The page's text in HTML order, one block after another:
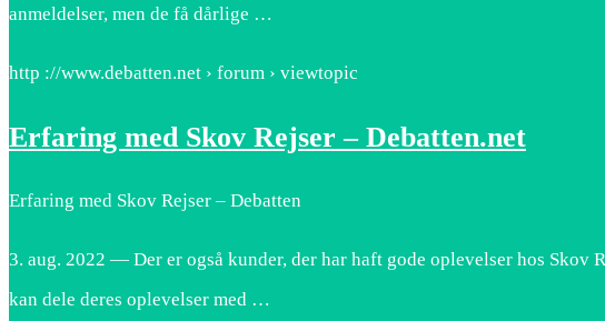
anmeldelser, men de få dårlige …
http ://www.debatten.net › forum › viewtopic
Erfaring med Skov Rejser – Debatten.net
Erfaring med Skov Rejser – Debatten
3. aug. 2022 — Der er også kunder, der har haft gode oplevelser hos Skov
kan dele deres oplevelser med …